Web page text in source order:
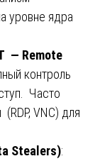
уровне ядра
— Remote
контроль
Часто
VNC) для
Stealers):